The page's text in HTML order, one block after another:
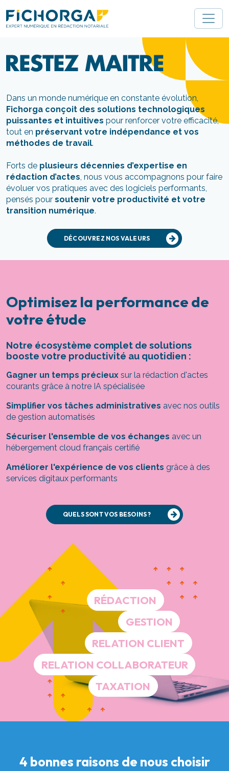
Dans un monde numérique en constante évolution,
Fichorga conçoit des solutions technologiques
puissantes et intuitives pour renforcer votre efficacité,
tout en préservant votre indépendance et vos
méthodes de travail.
Forts de plusieurs décennies d’expertise en
rédaction d’actes, nous vous accompagnons pour faire
évoluer vos pratiques avec des logiciels performants,
pensés pour soutenir votre productivité et votre
transition numérique.
DÉCOUVREZ NOS VALEURS
Optimisez la performance de
votre étude
Notre écosystème complet de solutions
booste votre productivité au quotidien :
Gagner un temps précieux sur la rédaction d'actes
courants grâce à notre IA spécialisée
Simplifier vos tâches administratives avec nos outils
de gestion automatisés
Sécuriser l'ensemble de vos échanges avec un
hébergement cloud français certifié
Améliorer l'expérience de vos clients grâce à des
services digitaux performants
QUELS SONT VOS BESOINS ?
RÉDACTION
GESTION
RELATION CLIENT
RELATION COLLABORATEUR
TAXATION
4 bonnes raisons de nous choisir